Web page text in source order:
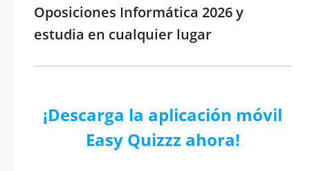
Oposiciones Informática 2026 y
estudia en cualquier lugar
¡Descarga la aplicación móvil
Easy Quizzz ahora!